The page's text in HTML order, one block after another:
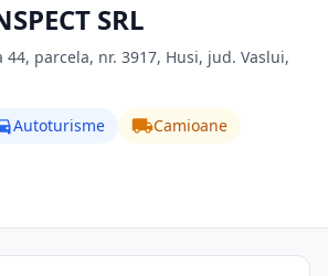
SRL
parcela, nr. 3917, Husi, jud. Vaslui,
Autoturisme
Camioane